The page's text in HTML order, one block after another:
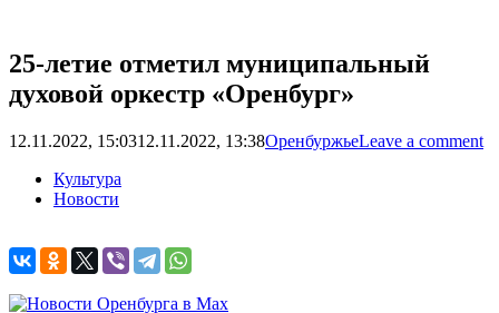
25-летие отметил муниципальный
духовой оркестр «Оренбург»
12.11.2022, 15:0312.11.2022, 13:38ОренбуржьеLeave a comment
Культура
Новости